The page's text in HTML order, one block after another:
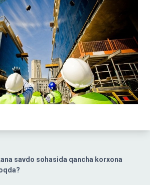
savdo sohasida qancha korxona